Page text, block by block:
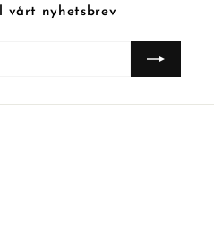
vårt nyhetsbrev